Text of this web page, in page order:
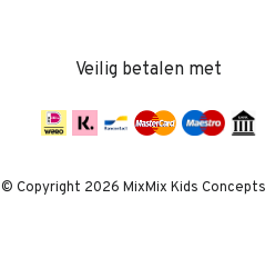
Veilig betalen met
© Copyright 2026 MixMix Kids